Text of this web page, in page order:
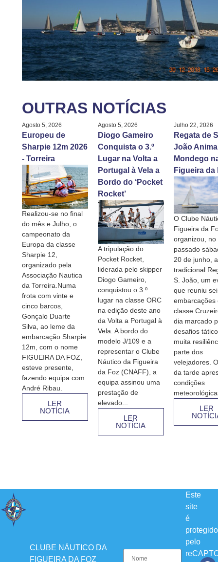
OUTRAS NOTÍCIAS
Agosto 5, 2026
Europeu de
Sharpie 12m 2026
- Torreira
Realizou-se no final
do mês e Julho, o
campeonato da
Europa da classe
Sharpie 12,
organizado pela
Associação Nautica
da Torreira.Numa
frota com vinte e
cinco barcos,
Gonçalo Duarte
Silva, ao leme da
embarcação Sharpie
12m, com o nome
FIGUEIRA DA FOZ,
esteve presente,
fazendo equipa com
André Ribau.
LER
NOTÍCIA
Agosto 5, 2026
Diogo Gameiro
Conquista o 3.º
Lugar na Volta a
Portugal à Vela a
Bordo do ‘Pocket
Rocket’
A tripulação do
Pocket Rocket,
liderada pelo skipper
Diogo Gameiro,
conquistou o 3.º
lugar na classe ORC
na edição deste ano
da Volta a Portugal à
Vela. A bordo do
modelo J/109 e a
representar o Clube
Náutico da Figueira
da Foz (CNAFF), a
equipa assinou uma
prestação de
elevado...
LER
NOTÍCIA
Julho 22, 2026
Regata de
João
Mondego
Figueira da
O Clube
Figueira da
organizou, no
passado
20 de junho, a
tradicional
S. João, um
que reuniu
embarcações
classe
dia marcado
desafios
muita
parte dos
velejadores.
da tarde
condições
LER
CLUBE NÁUTICO DA
FIGUEIRA DA FOZ
Este
site
é
protegido
pelo